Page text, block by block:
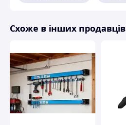
Схоже в інших продавців